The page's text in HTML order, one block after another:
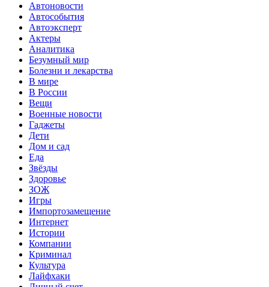
Автоновости
Автособытия
Автоэксперт
Актеры
Аналитика
Безумный мир
Болезни и лекарства
В мире
В России
Вещи
Военные новости
Гаджеты
Дети
Дом и сад
Еда
Звёзды
Здоровье
ЗОЖ
Игры
Импортозамещение
Интернет
Истории
Компании
Криминал
Культура
Лайфхаки